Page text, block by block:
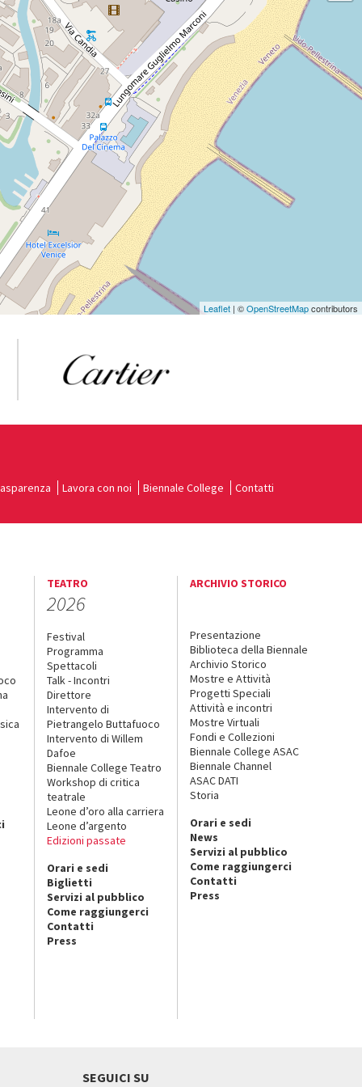
Leaflet | ©OpenStreetMapcontributors
Lavora con noi Biennale College Contatti
TEATRO
2026
Festival
Programma
Spettacoli
Talk - Incontri
Direttore
Intervento di
Pietrangelo Buttafuoco
Intervento di Willem
Dafoe
Biennale College Teatro
Workshop di critica
teatrale
Leone d’oro alla carriera
Leone d’argento
Edizioni passate
Orari e sedi
Biglietti
Servizi al pubblico
Come raggiungerci
Contatti
Press
ARCHIVIO STORICO
Presentazione
Biblioteca della Biennale
Archivio Storico
Mostre e Attività
Progetti Speciali
Attività e incontri
Mostre Virtuali
Fondi e Collezioni
Biennale College ASAC
Biennale Channel
ASAC DATI
Storia
Orari e sedi
News
Servizi al pubblico
Come raggiungerci
Contatti
Press
SEGUICI SU